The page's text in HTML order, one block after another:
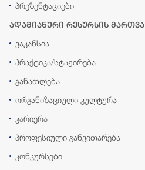
პრეზენტაციები
ადამიანური რესურსის მართვა
ვაკანსია
პრაქტიკა/სტაჟირება
განათლება
ორგანიზაციული კულტურა
კარიერა
პროფესიული განვითარება
კონკურსები